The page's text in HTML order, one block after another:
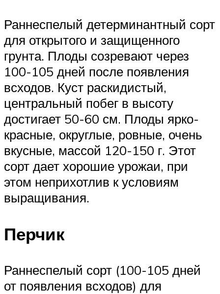
Раннеспелый детерминантный сорт
для открытого и защищенного
грунта. Плоды созревают через
100-105 дней после появления
всходов. Куст раскидистый,
центральный побег в высоту
достигает 50-60 см. Плоды ярко-
красные, округлые, ровные, очень
вкусные, массой 120-150 г. Этот
сорт дает хорошие урожаи, при
этом неприхотлив к условиям
выращивания.
Перчик
Раннеспелый сорт (100-105 дней
от появления всходов) для